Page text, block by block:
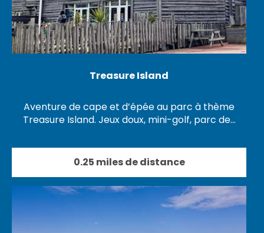
Treasure Island
Aventure de cape et d’épée au parc à thème
Treasure Island. Jeux doux, mini-golf, parc de…
0.25 miles de distance